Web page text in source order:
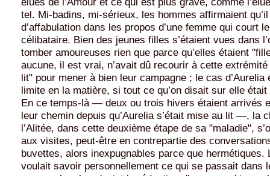
tel. Mi-badins, mi-sérieux, les hommes affirmaient
d’affabulation dans les propos d’une femme qui court
célibataire. Bien des jeunes filles s’étaient vues dans
tomber amoureuses rien que parce qu’elles étaient
aucune, il est vrai, n’avait dû recourir à cette
lit" pour mener à bien leur campagne ; le cas d’Aurelia
limite en la matière, si tout ce qu’on disait sur elle
En ce temps-là — deux ou trois hivers étaient arrivés
leur chemin depuis qu’Aurelia s’était mise au lit —, la
l’Alitée, dans cette deuxième étape de sa "maladie",
aux visites, peut-être en contrepartie des
buvettes, alors inexpugnables parce que hermétiques.
voulait savoir personnellement ce qui se passait dans